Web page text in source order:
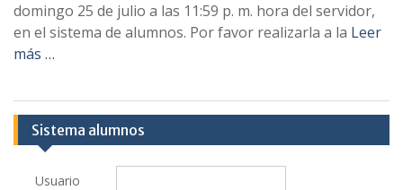
domingo 25 de julio a las 11:59 p. m. hora del servidor,
en el sistema de alumnos. Por favor realizarla a la Leer
más …
Sistema alumnos
Usuario